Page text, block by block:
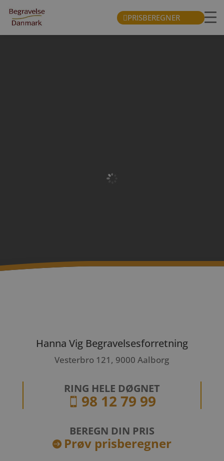
PRISBEREGNER
Hanna Vig Begravelsesforretning
Vesterbro 121, 9000 Aalborg
RING HELE DØGNET
 98 12 79 99
BEREGN DIN PRIS
 Prøv prisberegner